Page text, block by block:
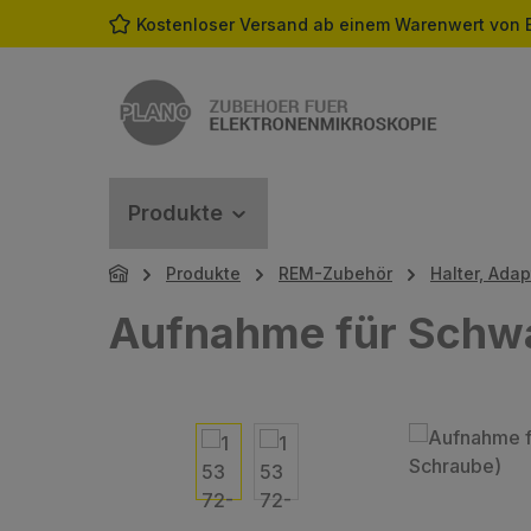
Hauptinhalt springen
Zur Suche springen
Zur Hauptnavigation springen
Kostenloser Versand ab einem Warenwert von
Produkte
Produkte REM-Zubehör Halter,
Aufnahme für
Bildergalerie überspringen